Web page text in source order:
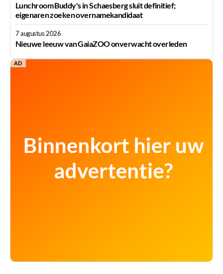
Lunchroom Buddy's in Schaesberg sluit definitief;
eigenaren zoeken overnamekandidaat
7 augustus 2026
Nieuwe leeuw van GaiaZOO onverwacht overleden
AD